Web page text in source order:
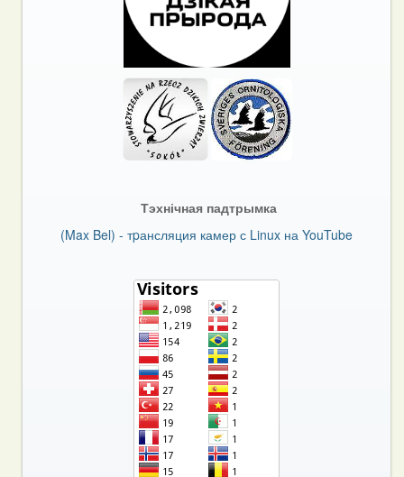
Тэхнічная падтрымка
(Max Bel) - тpансляция камер с Linux на YouTube